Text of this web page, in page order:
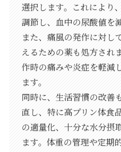
選択します。これにより
調節し、血中の尿酸値を
また、痛風の発作に対し
えるための薬も処方され
作時の痛みや炎症を軽減
ます。
同時に、生活習慣の改善
直し、特に高プリン体食
の適量化、十分な水分摂
ます。体重の管理や定期